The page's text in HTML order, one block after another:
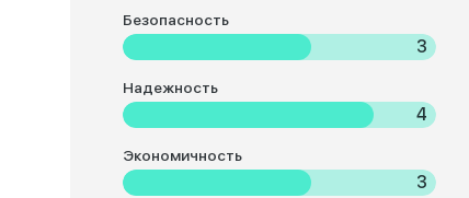
Безопасность
3
Надежность
4
Экономичность
3